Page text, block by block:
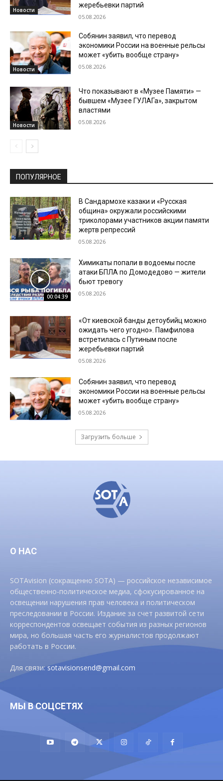
Новости
жеребьевки партий
05.08.2026
Новости
Собянин заявил, что перевод
экономики России на военные рельсы
может «убить вообще страну»
05.08.2026
Новости
Что показывают в «Музее Памяти» —
бывшем «Музее ГУЛАГа», закрытом
властями
05.08.2026
ПОПУЛЯРНОЕ
В Сандармохе казаки и «Русская
община» окружали российскими
триколорами участников акции памяти
жертв репрессий
05.08.2026
00:04:39
Химикаты попали в водоемы после
атаки БПЛА по Домодедово — жители
бьют тревогу
05.08.2026
«От киевской банды детоубийц можно
ожидать чего угодно». Памфилова
встретилась с Путиным после
жеребьевки партий
05.08.2026
Собянин заявил, что перевод
экономики России на военные рельсы
может «убить вообще страну»
05.08.2026
Загрузить больше
О НАС
SOTAvision (сокращенно SOTA) — российское независимое
общественно-политическое медиа, сфокусированное на
освещении нарушения прав человека и политическом
преследовании в России. Издание за счет развитой сети
корреспондентов освещает события из разных регионов
мира, но большая часть его журналистов продолжают
работать в России.
Для связи:sotavisionsend@gmail.com
МЫ В СОЦСЕТЯХ